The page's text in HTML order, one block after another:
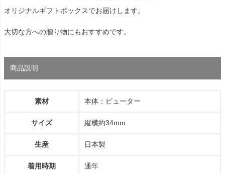
オリジナルギフトボックスでお届けします。
大切な方への贈り物にもおすすめです。
商品説明
素材 本体：ピューター
サイズ 縦横約34mm
生産 日本製
着用時期 通年